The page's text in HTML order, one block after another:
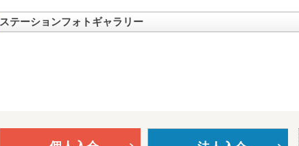
ステーションフォトギャラリー